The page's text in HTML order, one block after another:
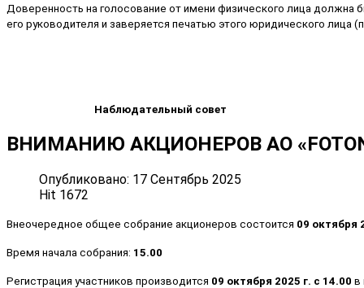
Доверенность на голосование от имени физического лица
его руководителя и заверяется печатью этого юридического лица
Наблюдательный совет
ВНИМАНИЮ АКЦИОНЕРОВ АО
Опубликовано: 17 Сентябрь 2025
Hit 1672
Внеочередное общее собрание акционеров состоится 09 октября
Время начала собрания: 15.00
Регистрация участников производится 09 октября 2025 г. с 14.00 в